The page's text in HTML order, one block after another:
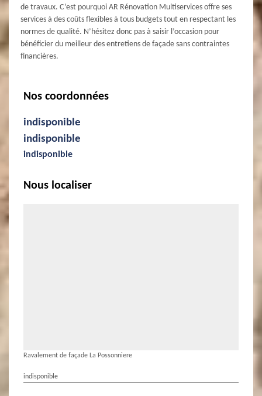
de travaux. C’est pourquoi AR Rénovation Multiservices offre ses
services à des coûts flexibles à tous budgets tout en respectant les
normes de qualité. N’hésitez donc pas à saisir l’occasion pour
bénéficier du meilleur des entretiens de façade sans contraintes
financières.
Nos coordonnées
indisponible
indisponible
indisponible
Nous localiser
Ravalement de façade La Possonniere
indisponible